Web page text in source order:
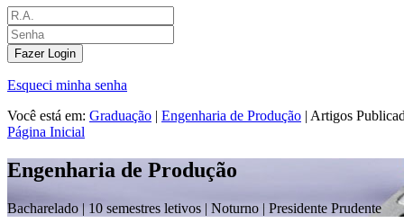
Fazer Login
Esqueci minha senha
Você está em: Graduação | Engenharia de Produção | Artigos
Página Inicial
Engenharia de Produção
Bacharelado | 10 semestres letivos | Noturno | Presidente Prudente